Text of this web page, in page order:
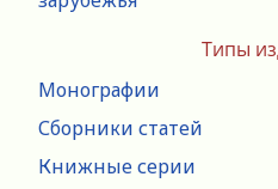
Типы
Монографии
Сборники статей
Книжные серии